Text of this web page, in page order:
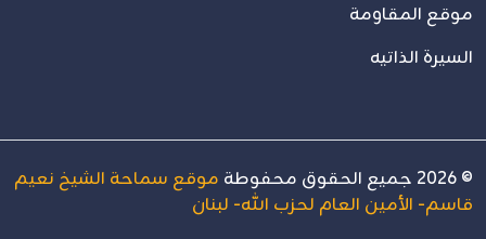
موقع المقاومة
السيرة الذاتيه
©
2026 جميع الحقوق محفوطة موقع سماحة الشيخ نعيم
قاسم- الأمين العام لحزب الله- لبنان